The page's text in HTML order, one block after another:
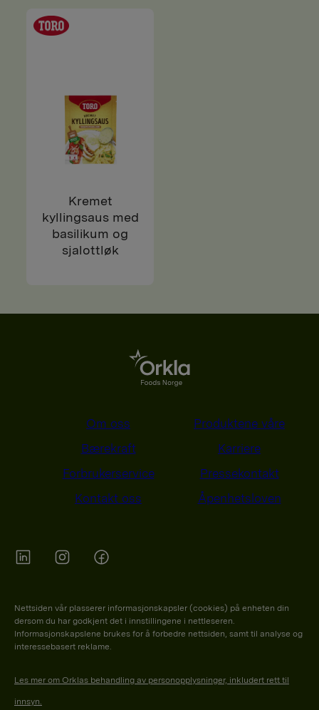
Kremet
kyllingsaus med
basilikum og
sjalottløk
Om oss
Produktene våre
Bærekraft
Karriere
Forbrukerservice
Pressekontakt
Kontakt oss
Åpenhetsloven
Nettsiden vår plasserer informasjonskapsler (cookies) på enheten din
dersom du har godkjent det i innstillingene i nettleseren.
Informasjonskapslene brukes for å forbedre nettsiden, samt til analyse og
interessebasert reklame.
Les mer om Orklas behandling av personopplysninger, inkludert rett til
innsyn.